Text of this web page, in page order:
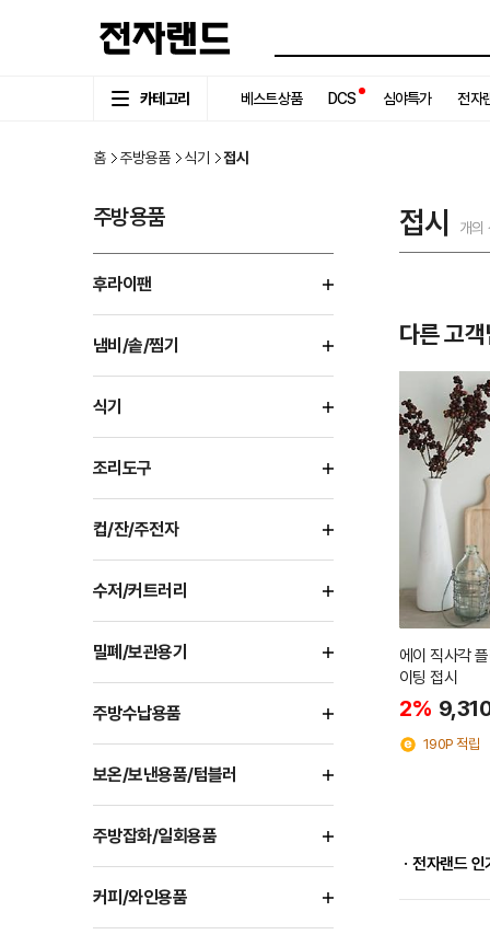
카테고리 베스트상품 DCS 심야특가 전자
홈 주방용품 식기 접시
주방용품
후라이팬
냄비/솥/찜기
식기
조리도구
컵/잔/주전자
수저/커트러리
밀폐/보관용기
주방수납용품
보온/보낸용품/텀블러
주방잡화/일회용품
커피/와인용품
접시 개의
다른 고
에이 직사각
이팅 접시
2%
190P 적립
ㆍ전자랜드 인